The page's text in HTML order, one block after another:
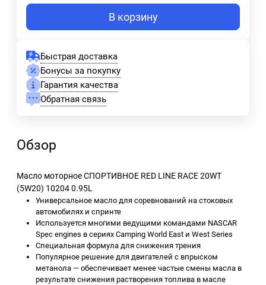
В корзину
Быстрая доставка
Бонусы за покупку
Гарантия качества
Обратная связь
Обзор
Масло моторное СПОРТИВНОЕ RED LINE RACE 20WT
(5W20) 10204 0.95L
Универсальное масло для соревнований на стоковых
автомобилях и спринте
Используется многими ведущими командами NASCAR
Spec engines в сериях Camping World East и West Series
Специальная формула для снижения трения
Популярное решение для двигателей с впрыском
метанола — обеспечивает менее частые смены масла в
результате снижения растворения топлива в масле